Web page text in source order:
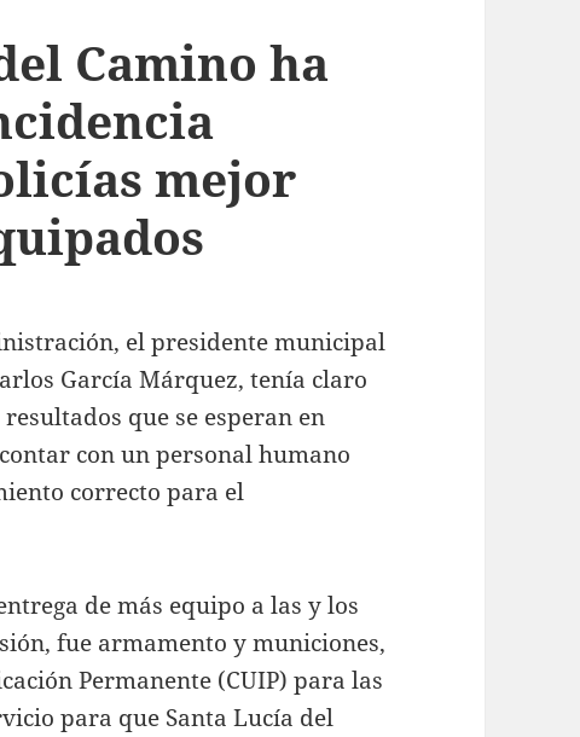
Camino ha
mejor
el presidente municipal
García Márquez, tenía claro
que se esperan en
con un personal humano
correcto para el
de más equipo a las y los
fue armamento y municiones,
Permanente (CUIP) para las
para que Santa Lucía del